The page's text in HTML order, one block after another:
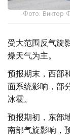
Фото: Виктор
受大范围反气旋
燥天气为主。
预报期末，西部
面系统影响，部
冰雹。
预报期初，东部
南部气旋影响，